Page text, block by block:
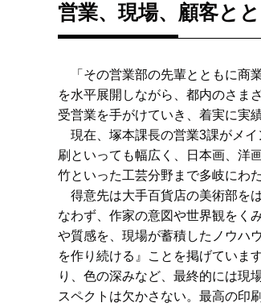
営業、現場、顧客と
「その営業部の先輩とともに商
を水平展開しながら、都内のさま
受営業を手がけていき、着実に実
現在、塚本課長の営業3課がメイ
刷といっても幅広く、日本画、洋
竹といった工芸分野まで多岐にわ
得意先は大手百貨店の美術部を
なわず、作家の意図や世界観をく
や質感を、現場が蓄積したノウハ
を作り続ける』ことを掲げていま
り、色の深みなど、最終的には現
スペクトは欠かさない。最高の印